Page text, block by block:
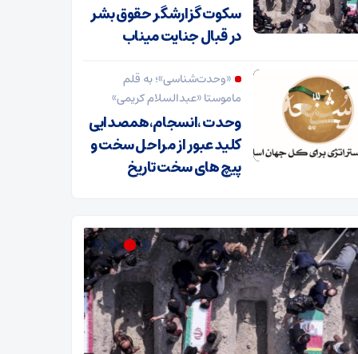
سکوت گزارشگر حقوق بشر
در قبال جنایت میناب
«وحدت‌‌شناسی»؛ به قلم
ماموستا «عبدالسلام کریمی»
وحدت ،انسجام،همصدایی
کلید عبور از مراحل سخت و
پیچ های سخت تاریخ